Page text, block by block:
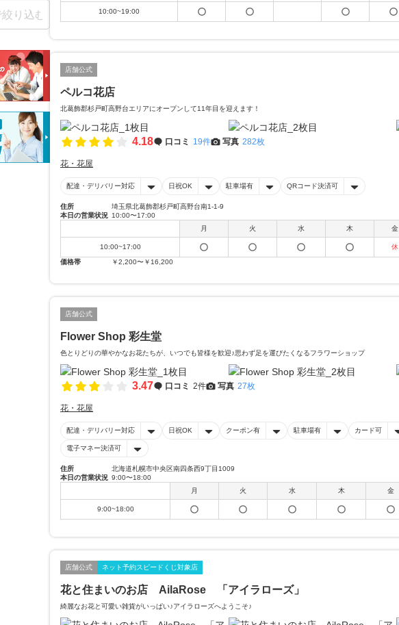
10:00~19:00
店舗公式
ペルコ花店
北葛飾郡杉戸町高野台エリアにオープンして11年目を迎えます！
4.18 口コミ 19件 写真 282枚
花・花屋
配達・デリバリー対応 日祝OK 駐車場有 QRコード決済可
住所
埼玉県北葛飾郡杉戸町高野台南1-1-9
本日の営業状況 10:00〜17:00
月
火 水 木 金
10:00~17:00
休
価格帯
￥2,200〜￥16,200
店舗公式
Flower Shop 彩生堂
色とりどりの華やかなお花たちが、いつでも皆様を歓迎♪思わず足を運びたくなるフラワーショップ
3.47 口コミ 2件 写真 27枚
花・花屋
配達・デリバリー対応 日祝OK クーポン有 駐車場有 カード可
電子マネー決済可
住所
北海道札幌市中央区南四条西9丁目1009
本日の営業状況 9:00〜18:00
月
火 水 木 金
9:00~18:00
店舗公式 ネット予約スピードくじ対象店
花と住まいのお店 AilaRose 「アイラローズ」
綺麗なお花と可愛い雑貨がいっぱい♪アイラローズへようこそ♪